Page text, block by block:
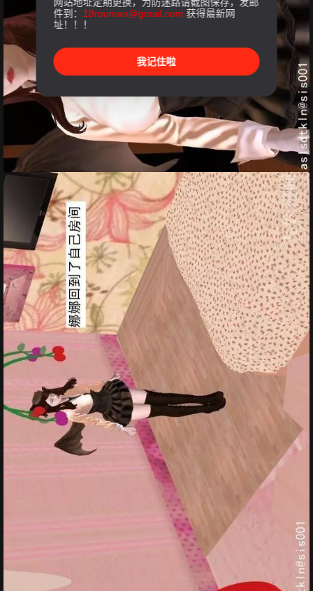
件到： 18rouman@gmail.com 获得最新网
址！！！
我记住啦